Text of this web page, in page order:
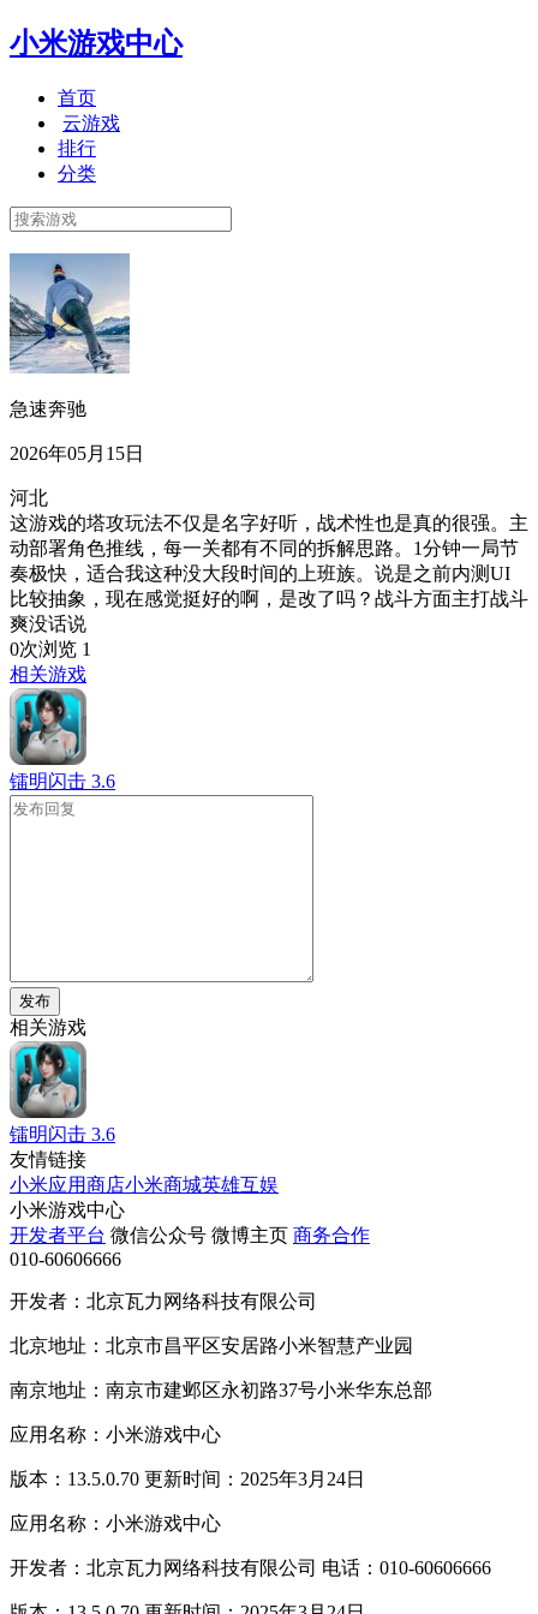
小米游戏中心
首页
云游戏
排行
分类
急速奔驰
2026年05月15日
河北
这游戏的塔攻玩法不仅是名字好听，战术性也是真的很强。主
动部署角色推线，每一关都有不同的拆解思路。1分钟一局节
奏极快，适合我这种没大段时间的上班族。说是之前内测UI
比较抽象，现在感觉挺好的啊，是改了吗？战斗方面主打战斗
爽没话说
0次浏览 1
相关游戏
镭明闪击 3.6
发布
相关游戏
镭明闪击 3.6
友情链接
小米应用商店小米商城英雄互娱
小米游戏中心
开发者平台 微信公众号 微博主页 商务合作
010-60606666
开发者：北京瓦力网络科技有限公司
北京地址：北京市昌平区安居路小米智慧产业园
南京地址：南京市建邺区永初路37号小米华东总部
应用名称：小米游戏中心
版本：13.5.0.70 更新时间：2025年3月24日
应用名称：小米游戏中心
开发者：北京瓦力网络科技有限公司 电话：010-60606666